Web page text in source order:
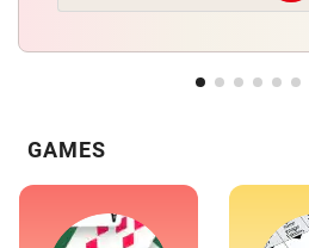
GAMES